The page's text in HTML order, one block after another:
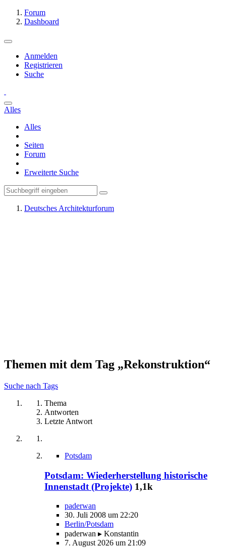
Forum
Dashboard
Anmelden
Registrieren
Suche
Alles
Alles
Seiten
Forum
Erweiterte Suche
Deutsches Architekturforum
Themen mit dem Tag „Rekonstruktion“
Suche nach Tags
Thema
Antworten
Letzte Antwort
Potsdam
Potsdam: Wiederherstellung historische
Innenstadt (Projekte) 1,1k
paderwan
30. Juli 2008 um 22:20
Berlin/Potsdam
paderwan ▸ Konstantin
7. August 2026 um 21:09